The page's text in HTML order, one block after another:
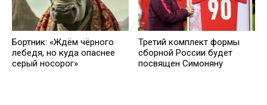
Бортник: «Ждём чёрного
лебедя, но куда опаснее
серый носорог»
Третий комплект формы
сборной России будет
посвящен Симоняну